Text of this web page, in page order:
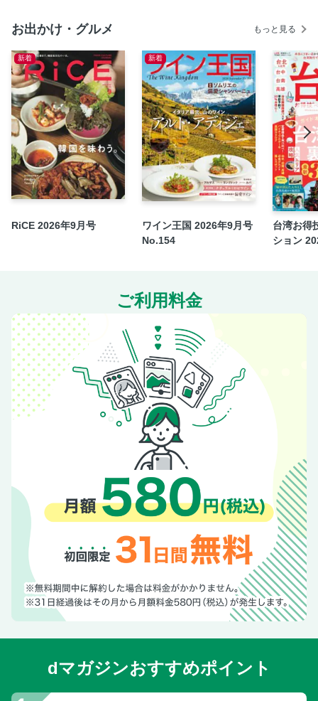
ルスタジアムで堪能するクラフトビール
ハーヴェスト・ムーン園田智子の無限ペアリング
タロット占い／小林加苗
ビアアミューズメント／マヌア ビアクラブ
BK 特派員のビアパブリポート
奥深きペアリングの世界 豚肉料理編
ローカルビールに会いに行く
〆のビール28 ブリューグッド 取締役 中村淳一さん
お出かけ・グルメ もっと見る
新着
RiCE 2026年9月号
新着
ワイン王国 2026年9月号
No.154
台湾お得
ション
ご利用料金
dマガジンおすすめポイント